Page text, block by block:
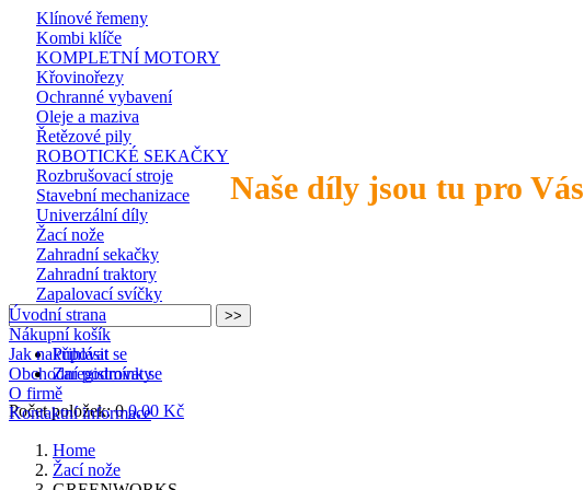
Naše díly jsou tu pro Vás
Klínové řemeny
Kombi klíče
KOMPLETNÍ MOTORY
Křovinořezy
Ochranné vybavení
Oleje a maziva
Řetězové pily
ROBOTICKÉ SEKAČKY
Rozbrušovací stroje
Stavební mechanizace
Univerzální díly
Žací nože
Zahradní sekačky
Zahradní traktory
Zapalovací svíčky
Přihlásit se
Zaregistrovat se
Počet položek: 0 0,00 Kč
Úvodní strana
Nákupní košík
Jak nakupovat
Obchodní podmínky
O firmě
Kontaktní informace
Home
Žací nože